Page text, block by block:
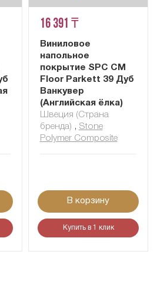
16 391 ₸
Виниловое
напольное
покрытие SPC CM
Floor Parkett 39 Дуб
Ванкувер
(Английская ёлка)
Швеция (Страна
бренда) , Stone
Polymer Composite
В корзину
Купить в 1 клик